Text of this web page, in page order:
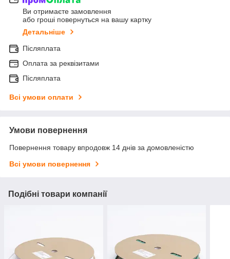
Ви отримаєте замовлення
або гроші повернуться на вашу картку
Детальніше
Післяплата
Оплата за реквізитами
Післяплата
Всі умови оплати
Умови повернення
Повернення товару впродовж 14 днів за домовленістю
Всі умови повернення
Подібні товари компанії